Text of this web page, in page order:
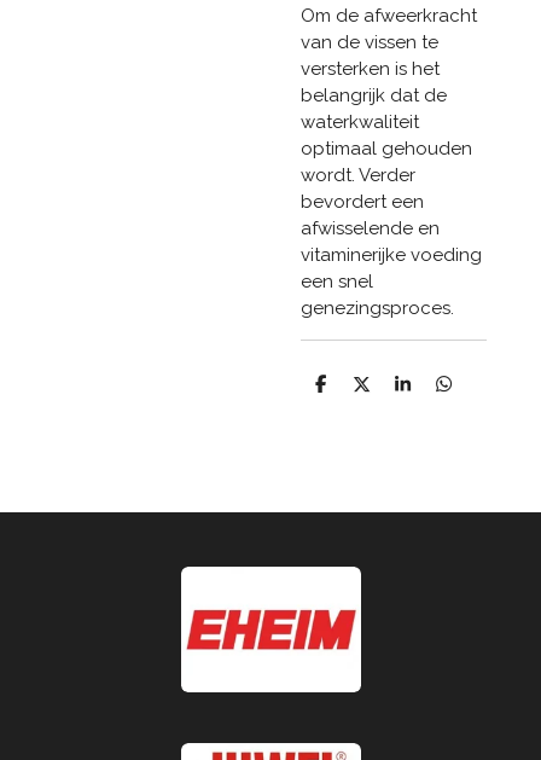
Om de afweerkracht
van de vissen te
versterken is het
belangrijk dat de
waterkwaliteit
optimaal gehouden
wordt. Verder
bevordert een
afwisselende en
vitaminerijke voeding
een snel
genezingsproces.
D
D
S
D